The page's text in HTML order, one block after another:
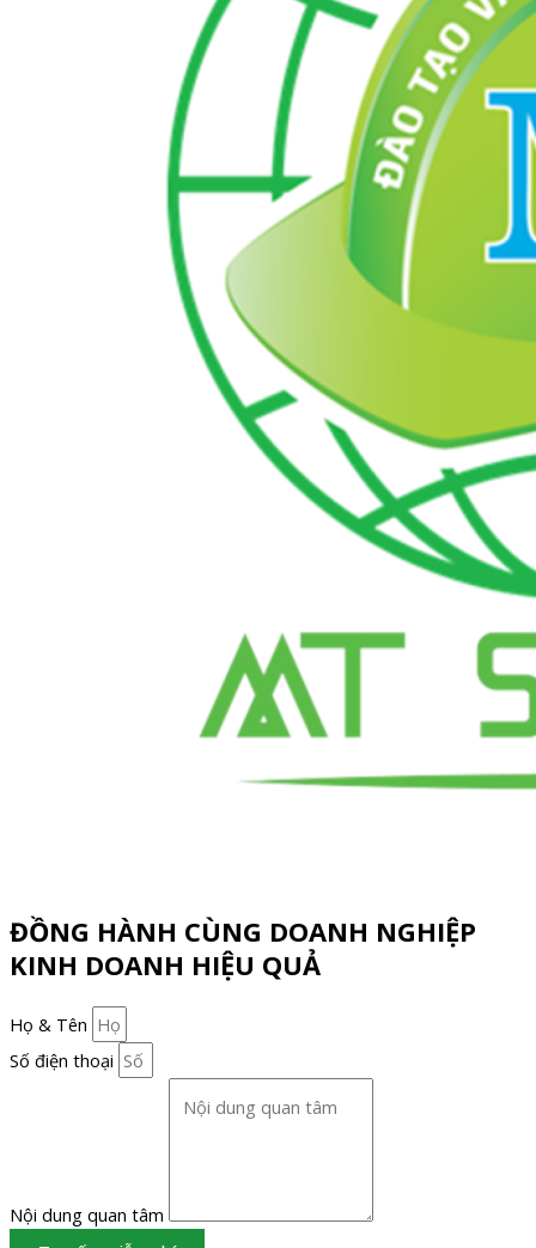
ĐỒNG HÀNH CÙNG DOANH NGHIỆP
KINH DOANH HIỆU QUẢ
Họ & Tên
Số điện thoại
Nội dung quan tâm